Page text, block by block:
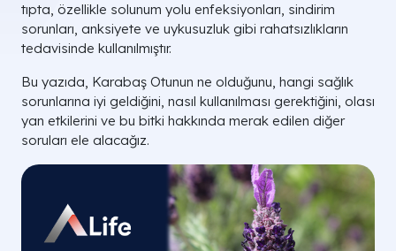
tıpta, özellikle solunum yolu enfeksiyonları, sindirim
sorunları, anksiyete ve uykusuzluk gibi rahatsızlıkların
tedavisinde kullanılmıştır.
Bu yazıda, Karabaş Otunun ne olduğunu, hangi sağlık
sorunlarına iyi geldiğini, nasıl kullanılması gerektiğini, olası
yan etkilerini ve bu bitki hakkında merak edilen diğer
soruları ele alacağız.